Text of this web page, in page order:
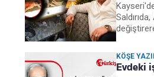
KÖŞE
Evdeki